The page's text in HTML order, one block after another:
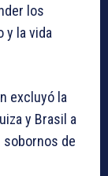
los
y la vida
excluyó la
y Brasil a
sobornos de